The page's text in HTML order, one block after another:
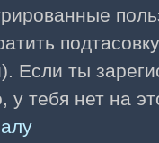
Если ты
у тебя нет на